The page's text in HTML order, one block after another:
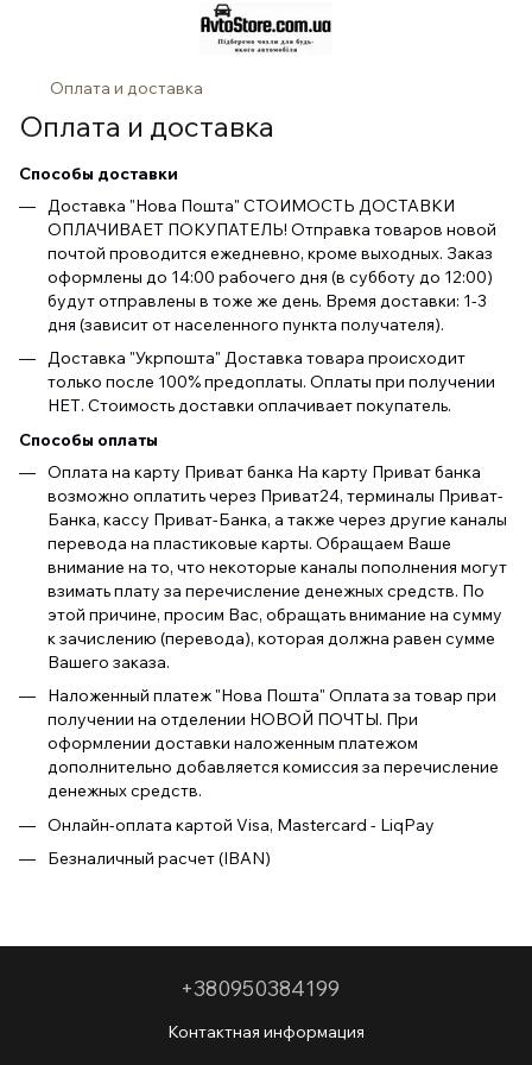
Оплата и доставка
Оплата и доставка
Способы доставки
Доставка "Нова Пошта" СТОИМОСТЬ ДОСТАВКИ
ОПЛАЧИВАЕТ ПОКУПАТЕЛЬ! Отправка товаров новой
почтой проводится ежедневно, кроме выходных. Заказ
оформлены до 14:00 рабочего дня (в субботу до 12:00)
будут отправлены в тоже же день. Время доставки: 1-3
дня (зависит от населенного пункта получателя).
Доставка "Укрпошта" Доставка товара происходит
только после 100% предоплаты. Оплаты при получении
НЕТ. Стоимость доставки оплачивает покупатель.
Способы оплаты
Оплата на карту Приват банка На карту Приват банка
возможно оплатить через Приват24, терминалы Приват-
Банка, кассу Приват-Банка, а также через другие каналы
перевода на пластиковые карты. Обращаем Ваше
внимание на то, что некоторые каналы пополнения могут
взимать плату за перечисление денежных средств. По
этой причине, просим Вас, обращать внимание на сумму
к зачислению (перевода), которая должна равен сумме
Вашего заказа.
Наложенный платеж "Нова Пошта" Оплата за товар при
получении на отделении НОВОЙ ПОЧТЫ. При
оформлении доставки наложенным платежом
дополнительно добавляется комиссия за перечисление
денежных средств.
Онлайн-оплата картой Visa, Mastercard - LiqPay
Безналичный расчет (IBAN)
+380950384199
Контактная информация